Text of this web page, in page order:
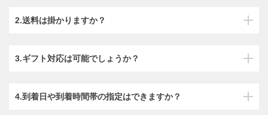
2.送料は掛かりますか？
3.ギフト対応は可能でしょうか？
4.到着日や到着時間帯の指定はできますか？